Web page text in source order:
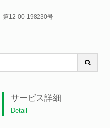
第12-00-198230号
サービス詳細
Detail